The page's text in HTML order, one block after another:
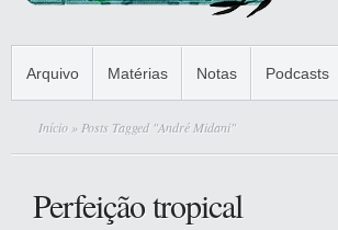
Arquivo Matérias Notas Podcasts
Início » Posts Tagged "André Midani"
Perfeição tropical